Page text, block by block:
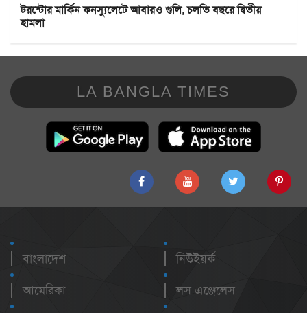
টরন্টোর মার্কিন কনস্যুলেটে আবারও গুলি, চলতি বছরে দ্বিতীয়
হামলা
LA BANGLA TIMES
বাংলাদেশ
আমেরিকা
নিউইয়র্ক
লস এঞ্জেলেস